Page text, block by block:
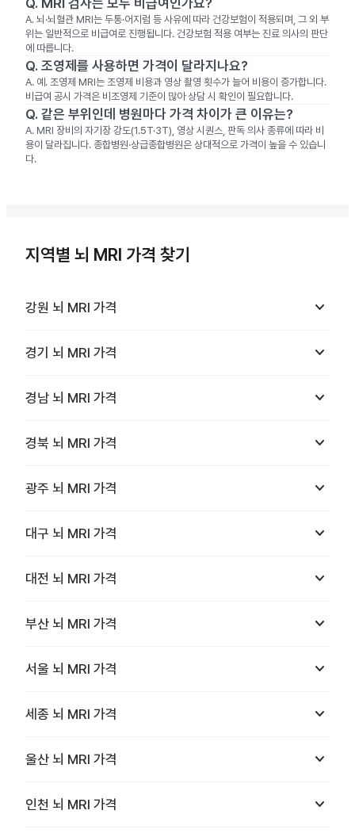
Q. MRI 검사는 모두 비급여인가요?
A. 뇌·뇌혈관 MRI는 두통·어지럼 등 사유에 따라 건강보험이 적용되며, 그 외 부
위는 일반적으로 비급여로 진행됩니다. 건강보험 적용 여부는 진료 의사의 판단
에 따릅니다.
Q. 조영제를 사용하면 가격이 달라지나요?
A. 예. 조영제 MRI는 조영제 비용과 영상 촬영 횟수가 늘어 비용이 증가합니다.
비급여 공시 가격은 비조영제 기준이 많아 상담 시 확인이 필요합니다.
Q. 같은 부위인데 병원마다 가격 차이가 큰 이유는?
A. MRI 장비의 자기장 강도(1.5T·3T), 영상 시퀀스, 판독 의사 종류에 따라 비
용이 달라집니다. 종합병원·상급종합병원은 상대적으로 가격이 높을 수 있습니
다.
지역별 뇌 MRI 가격 찾기
강원 뇌 MRI 가격 keyboard_arrow_down
경기 뇌 MRI 가격 keyboard_arrow_down
경남 뇌 MRI 가격 keyboard_arrow_down
경북 뇌 MRI 가격 keyboard_arrow_down
광주 뇌 MRI 가격 keyboard_arrow_down
대구 뇌 MRI 가격 keyboard_arrow_down
대전 뇌 MRI 가격 keyboard_arrow_down
부산 뇌 MRI 가격 keyboard_arrow_down
서울 뇌 MRI 가격 keyboard_arrow_down
세종 뇌 MRI 가격 keyboard_arrow_down
울산 뇌 MRI 가격 keyboard_arrow_down
인천 뇌 MRI 가격 keyboard_arrow_down